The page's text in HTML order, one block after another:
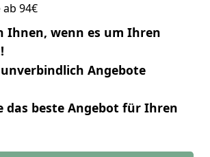
94€
Ihnen, wenn es um Ihren
Angebote
das beste Angebot für Ihren